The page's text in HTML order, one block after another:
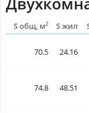
S общ, м2 S жил
70.5 24.16
74.8 48.51